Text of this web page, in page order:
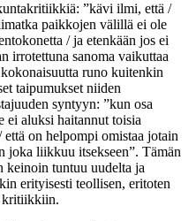
”kävi ilmi, että /
paikkojen välillä ei ole
/ ja etenkään jos ei
irrotettuna sanoma vaikuttaa
runo kuitenkin
taipumukset niiden
syntyyn: ”kun osa
ei aluksi haitannut toisia
on helpompi omistaa jotain
liikkuu itsekseen”. Tämän
keinoin tuntuu uudelta ja
erityisesti teollisen, eritoten
kritiikkiin.